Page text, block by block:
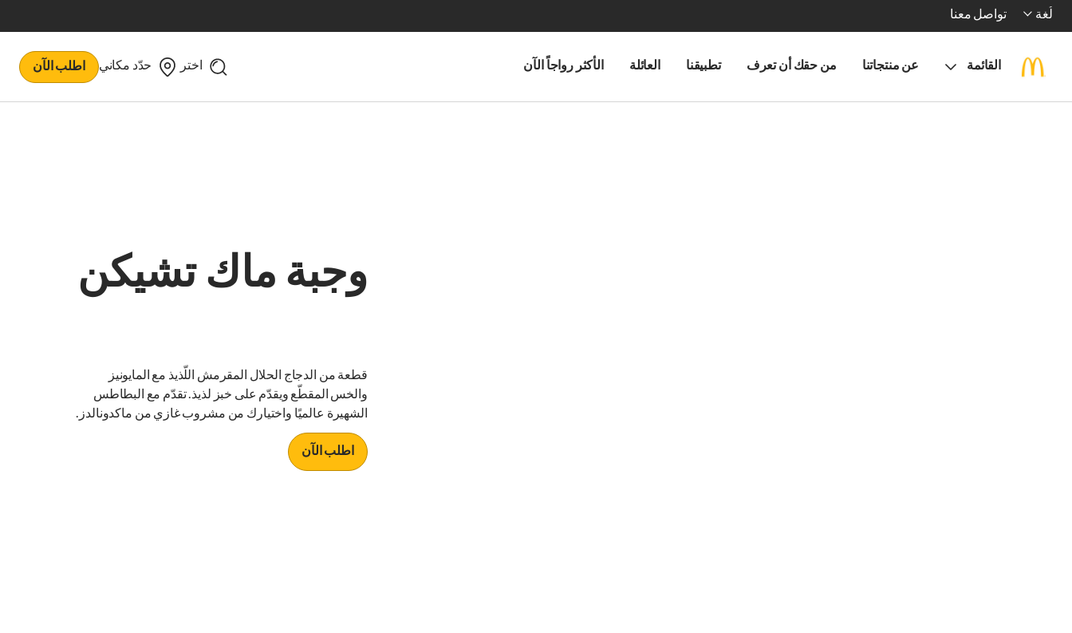
لُغة تواصل معنا
القائمة عن منتجاتنا من حقك أن تعرف تطبيقنا العائلة الأكثر رواجاً الآن اختر حدّد مكاني اطلب الآن
وجبة ماك تشيكن
قطعة من الدجاج الحلال المقرمش اللّذيذ مع المايونيز
والخس المقطّع ويقدّم على خبز لذيذ. تقدّم مع البطاطس
الشهيرة عالميًا واختيارك من مشروب غازي من ماكدونالدز.
اطلب الآن